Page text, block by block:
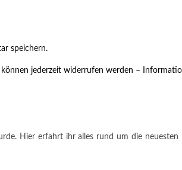
speichern.
jederzeit widerrufen werden –
Hier erfahrt ihr alles rund um die